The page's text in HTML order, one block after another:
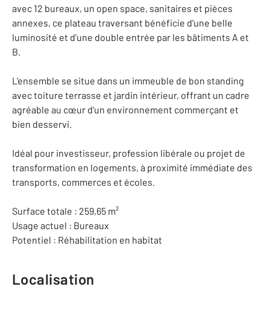
avec 12 bureaux, un open space, sanitaires et pièces
annexes, ce plateau traversant bénéficie d'une belle
luminosité et d'une double entrée par les bâtiments A et
B.
L'ensemble se situe dans un immeuble de bon standing
avec toiture terrasse et jardin intérieur, offrant un cadre
agréable au cœur d'un environnement commerçant et
bien desservi.
Idéal pour investisseur, profession libérale ou projet de
transformation en logements, à proximité immédiate des
transports, commerces et écoles.
Surface totale : 259,65 m²
Usage actuel : Bureaux
Potentiel : Réhabilitation en habitat
Localisation